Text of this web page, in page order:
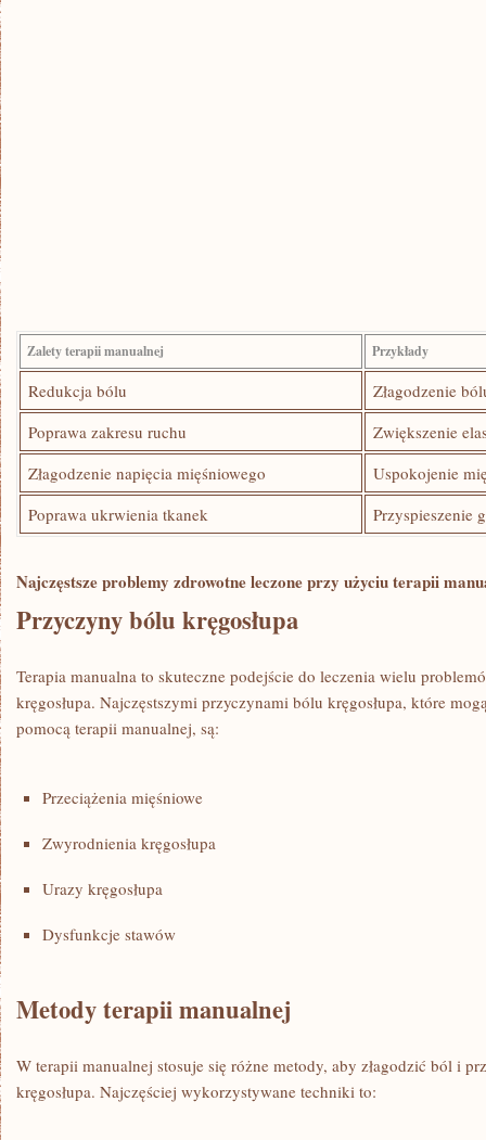
Zalety terapii manualnej Przykłady
Redukcja bólu
Złagodzenie
Poprawa⁣ zakresu ruchu
Zwiększenie
Złagodzenie napięcia mięśniowego
Uspokojenie
Poprawa ukrwienia ​tkanek
Przyspieszenie
Najczęstsze problemy zdrowotne​ leczone ‍przy użyciu ​terapii
Przyczyny ‌bólu kręgosłupa
Terapia manualna to skuteczne podejście​ do ⁢leczenia wielu
‌kręgosłupa. Najczęstszymi przyczynami bólu kręgosłupa, które
pomocą terapii manualnej, są:
Przeciążenia mięśniowe
Zwyrodnienia kręgosłupa
Urazy kręgosłupa
Dysfunkcje stawów
Metody terapii ⁤manualnej
W terapii manualnej stosuje się różne metody, ‌aby złagodzić ból i
kręgosłupa. Najczęściej⁣ wykorzystywane techniki to: